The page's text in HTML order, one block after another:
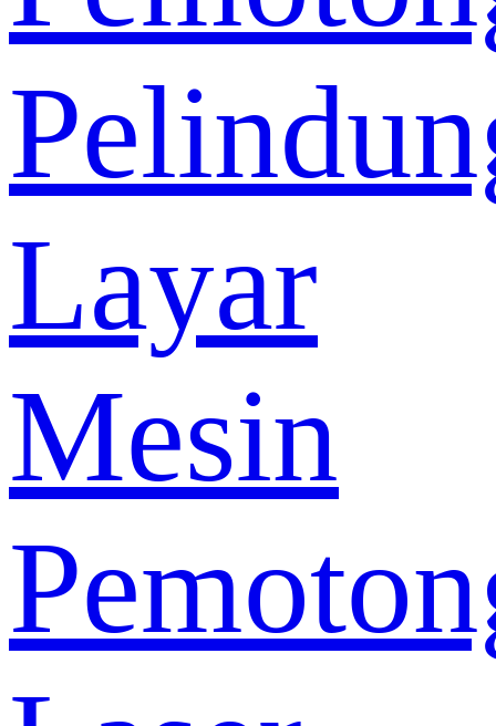
Layar
Mesin